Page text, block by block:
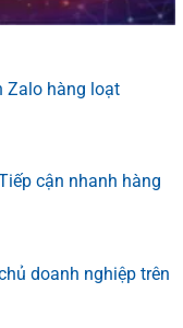
Zalo hàng loạt
cận nhanh hàng
doanh nghiệp trên